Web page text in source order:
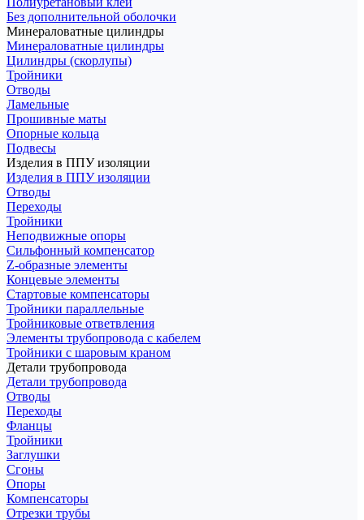
Без дополнительной оболочки
Минераловатные цилиндры
Минераловатные цилиндры
Цилиндры (скорлупы)
Тройники
Отводы
Ламельные
Прошивные маты
Опорные кольца
Подвесы
Изделия в ППУ изоляции
Изделия в ППУ изоляции
Отводы
Переходы
Тройники
Неподвижные опоры
Cильфонный компенсатор
Z-образные элементы
Концевые элементы
Стартовые компенсаторы
Тройники параллельные
Тройниковые ответвления
Элементы трубопровода с кабелем
Тройники с шаровым краном
Детали трубопровода
Детали трубопровода
Отводы
Переходы
Фланцы
Тройники
Заглушки
Сгоны
Опоры
Компенсаторы
Отрезки трубы